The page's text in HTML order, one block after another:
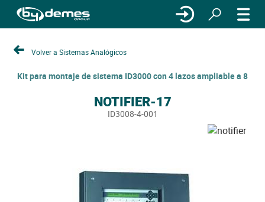
Volver a Sistemas Analógicos
Kit para montaje de sistema ID3000 con 4 lazos ampliable a 8
NOTIFIER-17
ID3008-4-001